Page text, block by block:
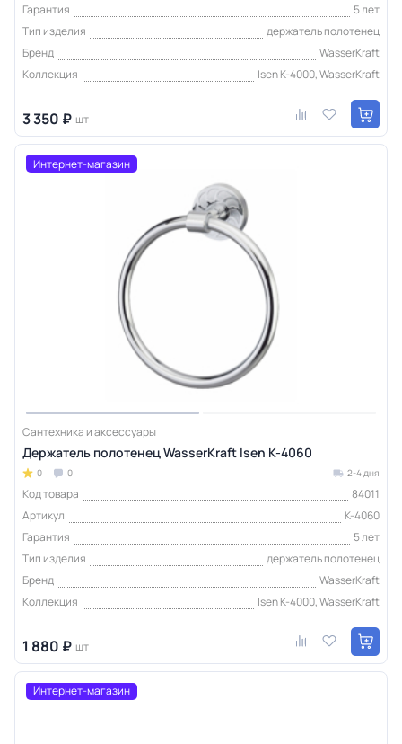
Гарантия
5 лет
Тип изделия
держатель полотенец
Бренд
WasserKraft
Коллекция
Isen K-4000, WasserKraft
3 350 ₽ шт
Интернет-магазин
Сантехника и аксессуары
Держатель полотенец WasserKraft Isen K-4060
0 0 2-4 дня
Код товара
84011
Артикул
K-4060
Гарантия
5 лет
Тип изделия
держатель полотенец
Бренд
WasserKraft
Коллекция
Isen K-4000, WasserKraft
1 880 ₽ шт
Интернет-магазин